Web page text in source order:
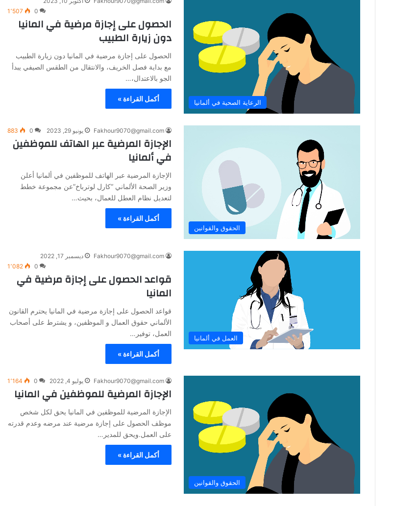
الرعاية الصحية في ألمانيا
0
1٬507
الحصول على إجازة مرضية في المانيا
دون زيارة الطبيب
الحصول على إجازة مرضية في المانيا دون زيارة الطبيب
مع بداية فصل الخريف، والانتقال من الطقس الصيفي يبدأ
الجو بالاعتدال،…
أكمل القراءة »
الحقوق والقوانين
Fakhour9070@gmail.com يونيو 29, 2023 0
883
الإجازة المرضية عبر الهاتف للموظفين
في ألمانيا
الإجازة المرضية عبر الهاتف للموظفين في ألمانيا أعلن
وزير الصحة الألماني “كارل لوترباخ”عن مجموعة خطط
لتعديل نظام العطل للعمال، بحيث…
أكمل القراءة »
العمل في ألمانيا
Fakhour9070@gmail.com
ديسمبر 17, 2022
0
1٬082
قواعد الحصول على إجازة مرضية في
المانيا
قواعد الحصول على إجازة مرضية في المانيا يحترم القانون
الألماني حقوق العمال و الموظفين، و يشترط على أصحاب
العمل، توفير…
أكمل القراءة »
الحقوق والقوانين
Fakhour9070@gmail.com يوليو 4, 2022 0 1٬164
الإجازة المرضية للموظفين في المانيا
الإجازة المرضية للموظفين في المانيا يحق لكل شخص
موظف الحصول على إجازة مرضية عند مرضه وعدم قدرته
على العمل.ويحق للمدير…
أكمل القراءة »